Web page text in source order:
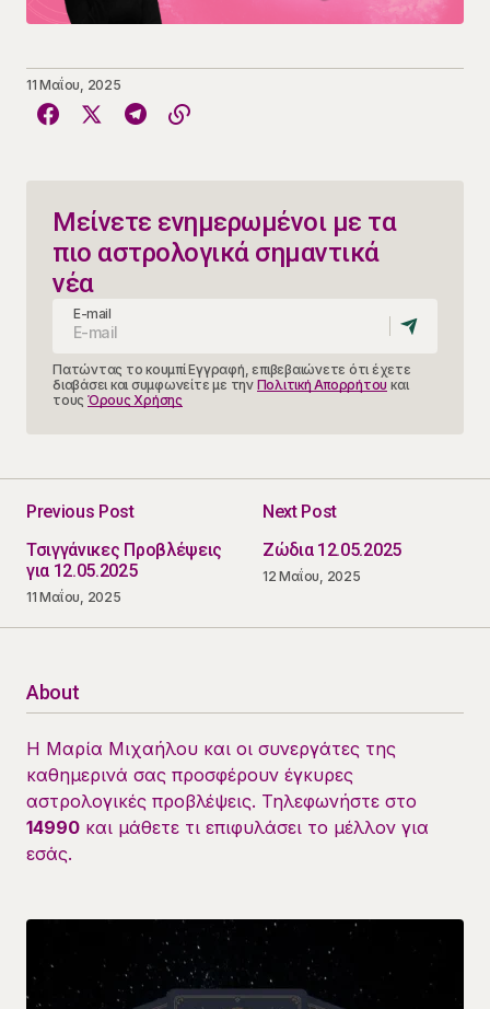
11 Μαΐου, 2025
Μείνετε ενημερωμένοι με τα
πιο αστρολογικά σημαντικά
νέα
E-mail
Πατώντας το κουμπί Εγγραφή, επιβεβαιώνετε ότι έχετε
διαβάσει και συμφωνείτε με την Πολιτική Απορρήτου και
τους Όρους Χρήσης
Previous Post
Τσιγγάνικες Προβλέψεις
για 12.05.2025
11 Μαΐου, 2025
Next Post
Ζώδια 12.05.2025
12 Μαΐου, 2025
About
Η Μαρία Μιχαήλου και οι συνεργάτες της
καθημερινά σας προσφέρουν έγκυρες
αστρολογικές προβλέψεις. Τηλεφωνήστε στο
14990 και μάθετε τι επιφυλάσει το μέλλον για
εσάς.